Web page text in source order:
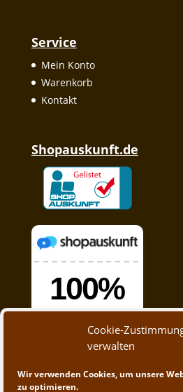
Cookie-
verwalten
Wir verwenden Cookies, um unsere
zu optimieren.
Service
Mein Konto
Warenkorb
Kontakt
Shopauskunft.de